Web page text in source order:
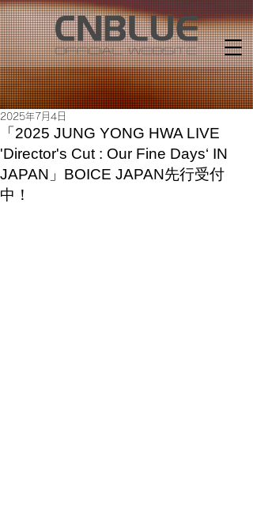
「2025 JUNG YONG HWA LIVE
'Director's Cut : Our Fine Days‘ IN
JAPAN」BOICE JAPAN先行受付
中！
2025年7月4日